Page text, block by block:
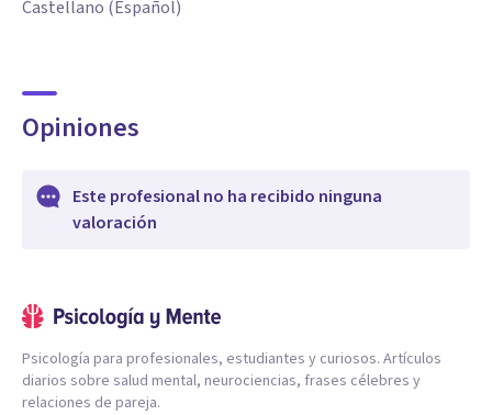
Castellano (Español)
Opiniones
Este profesional no ha recibido ninguna
valoración
Psicología para profesionales, estudiantes y curiosos. Artículos
diarios sobre salud mental, neurociencias, frases célebres y
relaciones de pareja.